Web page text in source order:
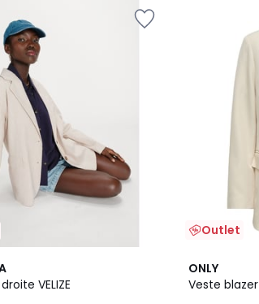
VELIZE
Outlet
ONLY
Veste blazer
5
/